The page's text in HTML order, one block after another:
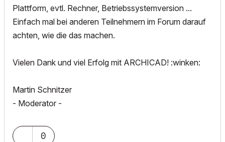
Plattform, evtl. Rechner, Betriebssystemversion ...
Einfach mal bei anderen Teilnehmern im Forum darauf
achten, wie die das machen.
Vielen Dank und viel Erfolg mit ARCHICAD! :winken:
Martin Schnitzer
- Moderator -
0